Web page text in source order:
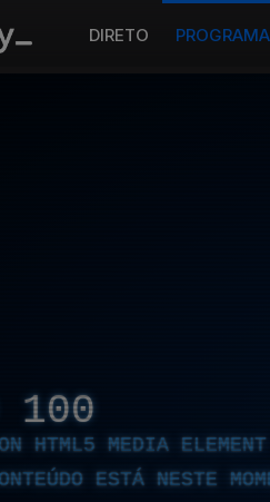
DIRETO
100
HTML5 MEDIA ELEMENT
ESTÁ NESTE